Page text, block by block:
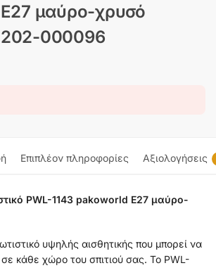
μαύρο-χρυσό
000096
Επιπλέον πληροφορίες Αξιολογήσεις
PWL-1143 pakoworld Ε27 μαύρο-
υψηλής αισθητικής που μπορεί να
σε κάθε χώρο του σπιτιού σας. Το PWL-